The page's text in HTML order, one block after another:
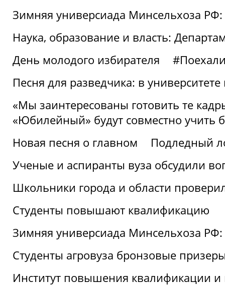
Зимняя универсиада Минсельхоза
Наука, образование и власть:
День молодого избирателя
Песня для разведчика: в
«Мы заинтересованы готовить те
«Юбилейный» будут совместно учить
Новая песня о главном
Подледный
Ученые и аспиранты вуза обсудили
Школьники города и области
Студенты повышают квалификацию
Зимняя универсиада Минсельхоза
Студенты агровуза бронзовые
Институт повышения квалификации и